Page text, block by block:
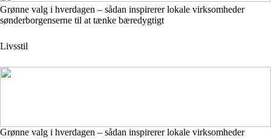
Grønne valg i hverdagen – sådan inspirerer lokale virksomheder
sønderborgenserne til at tænke bæredygtigt
Livsstil
Grønne valg i hverdagen – sådan inspirerer lokale virksomheder